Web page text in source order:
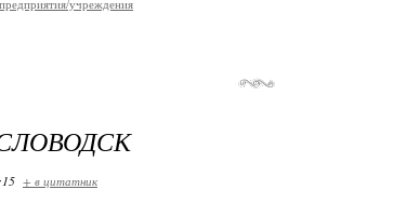
учреждения
+ в цитатник